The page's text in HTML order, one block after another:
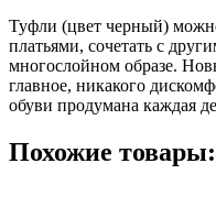
Туфли (цвет черный)
платьями, сочетать с
многослойном образе.
главное, никакого
обуви продумана каждая
Похожие товары: